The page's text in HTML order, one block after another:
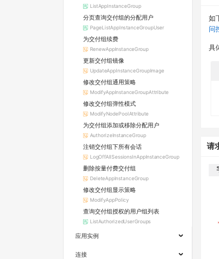
ListAppInstanceGroup
分页查询交付组的分配用户
PageListAppInstanceGroupUser
为交付组续费
RenewAppInstanceGroup
更新交付组镜像
UpdateAppInstanceGroupImage
修改交付组通用策略
ModifyAppInstanceGroupAttribute
修改交付组弹性模式
ModifyNodePoolAttribute
为交付组添加或移除分配用户
AuthorizeInstanceGroup
注销交付组下所有会话
LogOffAllSessionsInAppInstanceGroup
删除按量付费交付组
DeleteAppInstanceGroup
修改交付组显示策略
ModifyAppPolicy
查询交付组授权的用户组列表
ListAuthorizedUserGroups
应用实例
连接
如
问
具
请